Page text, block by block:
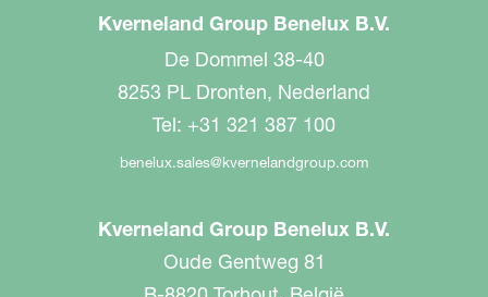
Kverneland Group Benelux B.V.
De Dommel 38-40
8253 PL Dronten, Nederland
Tel: +31 321 387 100
benelux.sales@kvernelandgroup.com
Kverneland Group Benelux B.V.
Oude Gentweg 81